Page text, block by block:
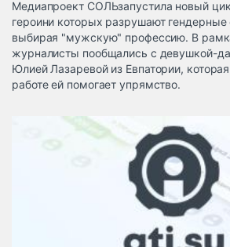
Склады и
грузовые
терминалы
Коммерческий
транспорт
Автосервис,
запчасти, шины
Топливо, масла и
автохимия
Медиапроект СОЛЬзапустила новый
героини которых разрушают гендерные
выбирая "мужскую" профессию. В
журналисты пообщались с девушкой-
Юлией Лазаревой из Евпатории, которая
работе ей помогает упрямство.